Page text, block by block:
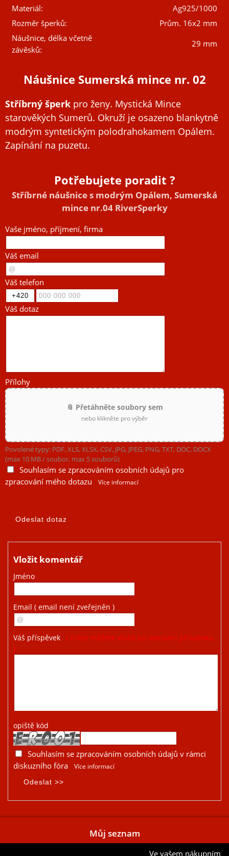
Materiál:
Ag925/1000
Rozměr šperků:
Prům. 16x2 mm
Náušnice, délka včetně
závěsků:
29 mm
Náušnice Sumerská mince nr. 02
Stříbrný šperk pro ženy. Mystická Mince
starověkých Sumerů. Okruží je osazeno blankytně
modrým syntetickým polodrahokamem Opálem.
Zapínání na puzetu.
Potřebujete poradit ?
Stříbrné náušnice s modrým Opálem, Sumerská
mince nr.04 RiverSperky
Vaše jméno, příjmení, firma
Váš email
Váš telefon
Váš dotaz
Přílohy
📎 Přetáhněte soubory sem
nebo klikněte pro výběr
Povolené typy: PDF, XLS, XLSX, CSV, JPG, JPEG, PNG, TXT, DOC, DOCX
(max 10 MB / soubor, max 5 souborů)
Souhlasím se zpracováním osobních údajů pro
zpracování mého dotazu
Více informací
Vložit komentář
Jméno
Email ( email není zveřejněn )
Váš příspěvek
( Fotky můžete vložit po odeslání příspěvku.
)
opiště kód
Souhlasím se zpracováním osobních údajů v rámci
diskuzního fóra
Více informací
Můj seznam
Ve vašem nákupním